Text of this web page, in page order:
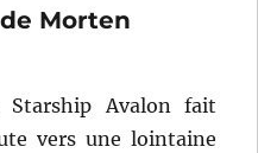
Morten
Starship Avalon fait
vers une lointaine